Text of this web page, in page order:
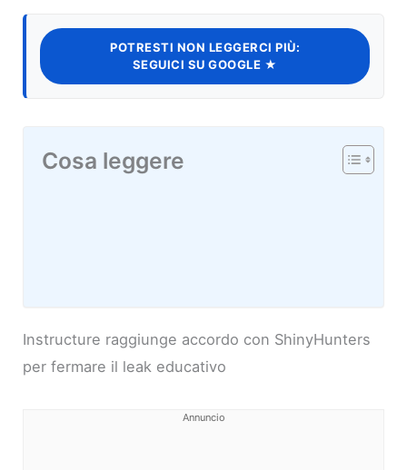
POTRESTI NON LEGGERCI PIÙ:
SEGUICI SU GOOGLE ★
Cosa leggere
Instructure raggiunge accordo con ShinyHunters
per fermare il leak educativo
Annuncio